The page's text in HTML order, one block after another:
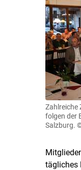
Zahlreiche
folgen der
Salzburg.
tägliches